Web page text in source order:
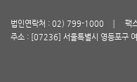
법인연락처 : 02) 799-1000
팩
주소 : [07236] 서울특별시 영등포구